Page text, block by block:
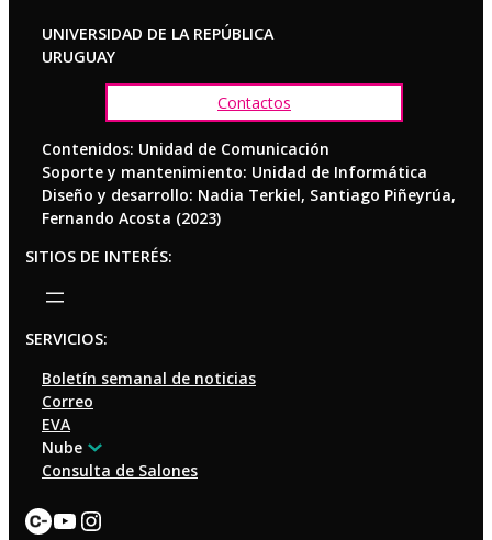
UNIVERSIDAD DE LA REPÚBLICA
URUGUAY
Contactos
Contenidos: Unidad de Comunicación
Soporte y mantenimiento: Unidad de Informática
Diseño y desarrollo: Nadia Terkiel, Santiago Piñeyrúa,
Fernando Acosta (2023)
SITIOS DE INTERÉS:
SERVICIOS:
Boletín semanal de noticias
Correo
EVA
Nube
Consulta de Salones
Enlace
YouTube
Instagram